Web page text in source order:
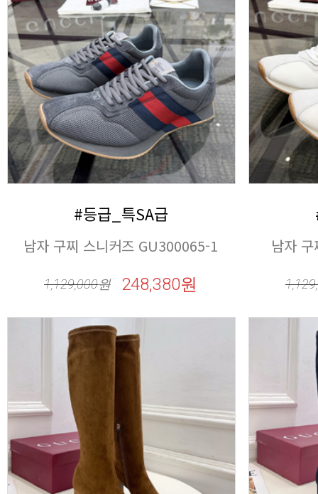
#등급_특SA급
남자 구찌 스니커즈 GU300065-1
1,129,000원 248,380원
남자